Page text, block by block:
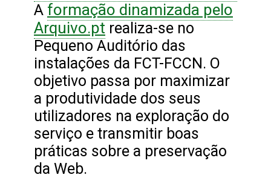
A formação dinamizada pelo
Arquivo.pt realiza-se no
Pequeno Auditório das
instalações da FCT-FCCN. O
objetivo passa por maximizar
a produtividade dos seus
utilizadores na exploração do
serviço e transmitir boas
práticas sobre a preservação
da Web.